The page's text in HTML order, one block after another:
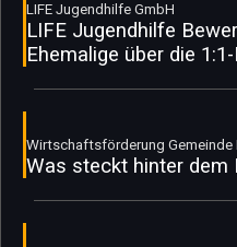
LIFE Jugendhilfe GmbH
LIFE Jugendhilfe
Ehemalige über die
Wirtschaftsförderung Gemeinde
Was steckt hinter dem